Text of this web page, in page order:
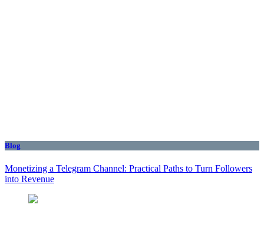
Blog
Monetizing a Telegram Channel: Practical Paths to Turn Followers
into Revenue